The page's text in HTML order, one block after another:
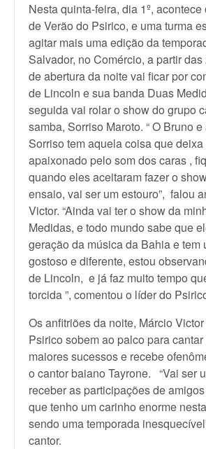
Nesta quinta-feira, dia 1º,
de Verão do Psirico, e uma turma
agitar mais uma edição da
Salvador, no Comércio, a partir
de abertura da noite vai ficar por
de Lincoln e sua banda Duas
seguida vai rolar o show do grupo
samba, Sorriso Maroto. “ O Bruno
Sorriso tem aquela coisa que
apaixonado pelo som dos caras ,
quando eles aceitaram fazer o
ensaio, vai ser um estouro”, falou
Victor. “Ainda vai ter o show da
Medidas, e todo mundo sabe que
geração da música da Bahia e tem
gostoso e diferente, estou
de Lincoln, e já faz muito tempo
torcida ”, comentou o líder do
Os anfitriões da noite, Márcio
Psirico sobem ao palco para
maiores sucessos e recebe
o cantor baiano Tayrone. “Vai ser
receber as participações de
que tenho um carinho enorme
sendo uma temporada
cantor.